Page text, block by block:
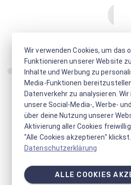
Wir verwenden Cookies, um das
Funktionieren unserer Website
Inhalte und Werbung zu
Media-Funktionen
Datenverkehr zu analysieren.
unsere Social-Media-, Werbe-
über deine Nutzung unserer
Aktivierung aller Cookies
"Alle Cookies akzeptieren" klickst.
Datenschutzerklärung
ALLE COOKIES